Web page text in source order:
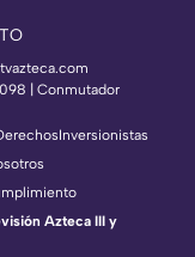
| Conmutador
Inversionistas
Azteca III y